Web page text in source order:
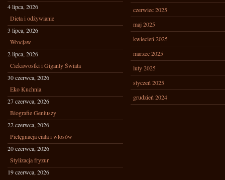
4 lipca, 2026
Dieta i odżywianie
3 lipca, 2026
Wrocław
2 lipca, 2026
Ciekawostki i Giganty Świata
30 czerwca, 2026
Eko Kuchnia
27 czerwca, 2026
Biografie Geniuszy
22 czerwca, 2026
Pielęgnacja ciała i włosów
20 czerwca, 2026
Stylizacja fryzur
19 czerwca, 2026
czerwiec 2025
maj 2025
kwiecień 2025
marzec 2025
luty 2025
styczeń 2025
grudzień 2024